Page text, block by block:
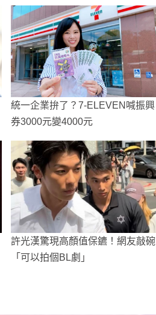
統一企業拚了？7-ELEVEN喊振興
券3000元變4000元
許光漢驚現高顏值保鑣！網友敲碗
「可以拍個BL劇」